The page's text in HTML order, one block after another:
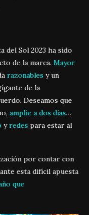
del Sol 2023 ha sido
de la marca. Mayor
razonables y un
de la
Deseamos que
amplíe a dos días…
yredes para estar al
por contar con
esta difícil apuesta
que